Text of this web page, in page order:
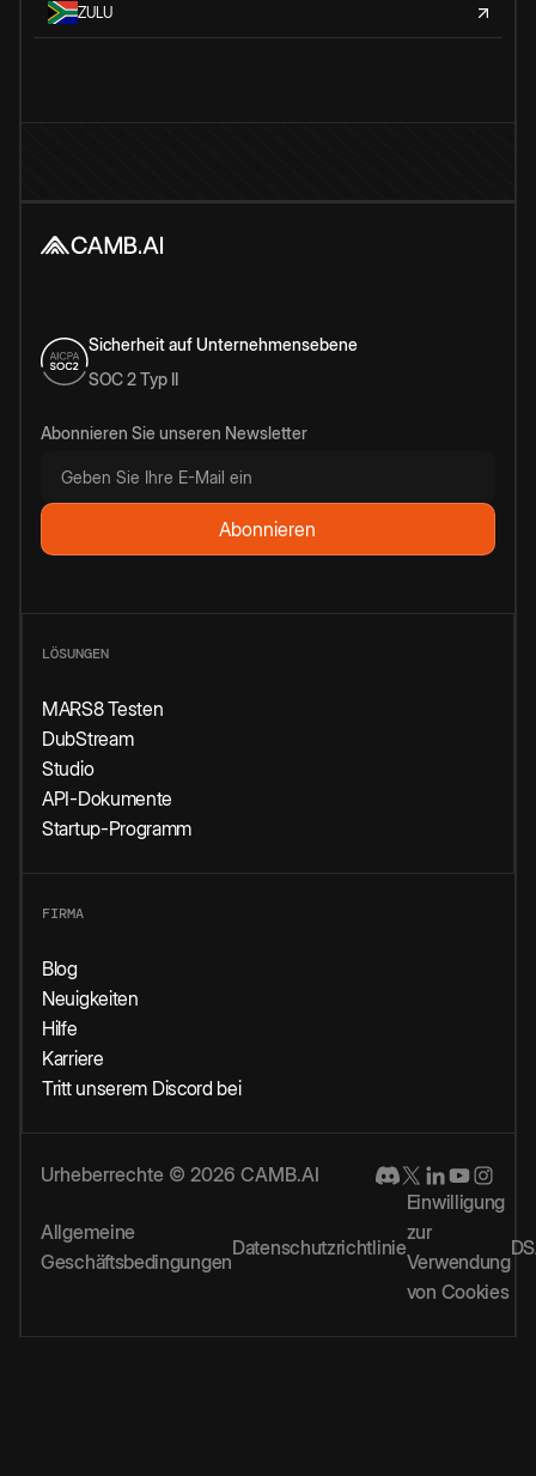
ZULU
Sicherheit auf Unternehmensebene
SOC 2 Typ II
Abonnieren Sie unseren Newsletter
LÖSUNGEN
MARS8 Testen
DubStream
Studio
API-Dokumente
Startup-Programm
FIRMA
Blog
Neuigkeiten
Hilfe
Karriere
Tritt unserem Discord bei
Urheberrechte © 2026 CAMB.AI
Allgemeine
Geschäftsbedingungen
Datenschutzrichtlinie
Einwilligung
zur
Verwendung
von Cookies